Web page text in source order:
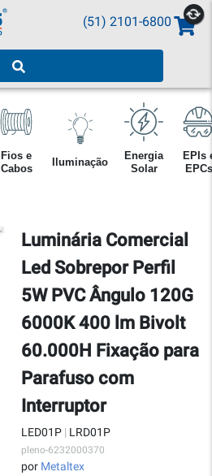
(51) 2101-6800
Fios e
Cabos
Iluminação
Energia
Solar
EPIs
EPCs
Luminária Comercial
Led Sobrepor Perfil
5W PVC Ângulo 120G
6000K 400 lm Bivolt
60.000H Fixação para
Parafuso com
Interruptor
LED01P | LRD01P
pleno-6232000370
por Metaltex